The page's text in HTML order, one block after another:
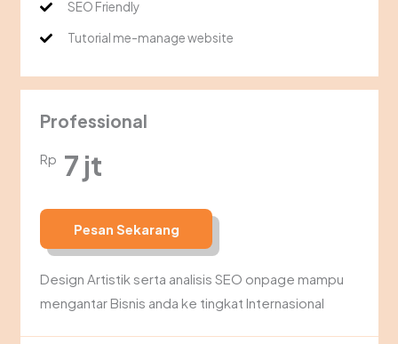
SEO Friendly
Tutorial me-manage website
Professional
Rp 7 jt
Pesan Sekarang
Design Artistik serta analisis SEO onpage mampu
mengantar Bisnis anda ke tingkat Internasional